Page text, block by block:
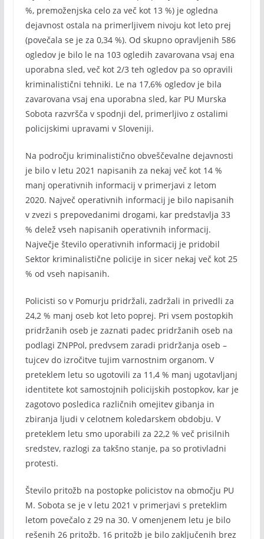
%, premoženjska celo za več kot 13 %) je ogledna
dejavnost ostala na primerljivem nivoju kot leto prej
(povečala se je za 0,34 %). Od skupno opravljenih 586
ogledov je bilo le na 103 ogledih zavarovana vsaj ena
uporabna sled, več kot 2/3 teh ogledov pa so opravili
kriminalistični tehniki. Le na 17,6% ogledov je bila
zavarovana vsaj ena uporabna sled, kar PU Murska
Sobota razvršča v spodnji del, primerljivo z ostalimi
policijskimi upravami v Sloveniji.
Na področju kriminalistično obveščevalne dejavnosti
je bilo v letu 2021 napisanih za nekaj več kot 14 %
manj operativnih informacij v primerjavi z letom
2020. Največ operativnih informacij je bilo napisanih
v zvezi s prepovedanimi drogami, kar predstavlja 33
% delež vseh napisanih operativnih informacij.
Največje število operativnih informacij je pridobil
Sektor kriminalistične policije in sicer nekaj več kot 25
% od vseh napisanih.
Policisti so v Pomurju pridržali, zadržali in privedli za
24,2 % manj oseb kot leto poprej. Pri vsem postopkih
pridržanih oseb je zaznati padec pridržanih oseb na
podlagi ZNPPol, predvsem zaradi pridržanja oseb –
tujcev do izročitve tujim varnostnim organom. V
preteklem letu so ugotovili za 11,4 % manj ugotavljanj
identitete kot samostojnih policijskih postopkov, kar je
zagotovo posledica različnih omejitev gibanja in
zbiranja ljudi v celotnem koledarskem obdobju. V
preteklem letu smo uporabili za 22,2 % več prisilnih
sredstev, razlogi za takšno stanje, pa so protivladni
protesti.
Število pritožb na postopke policistov na območju PU
M. Sobota se je v letu 2021 v primerjavi s preteklim
letom povečalo z 29 na 30. V omenjenem letu je bilo
rešenih 26 pritožb. 16 pritožb je bilo zaključenih brez